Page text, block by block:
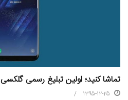
تماشا کنید؛ اولین تبلیغ رسمی گلکسی S8
1395-12-25